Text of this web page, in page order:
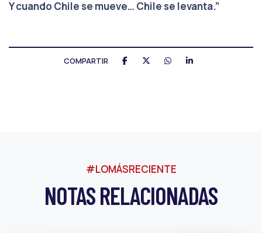
Y cuando Chile se mueve… Chile se levanta.”
COMPARTIR
#LOMÁSRECIENTE
NOTAS RELACIONADAS